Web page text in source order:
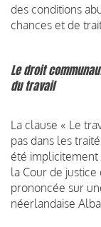
des conditions
chances et de
Le droit
du travail
La clause « Le
pas dans les
été implicitement
la Cour de justice
prononcée sur
néerlandaise